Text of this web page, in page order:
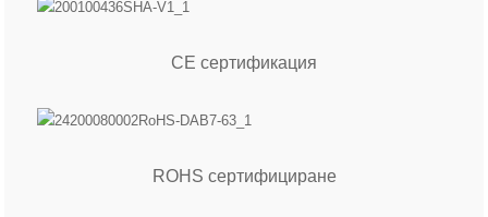
CE сертификация
ROHS сертифициране